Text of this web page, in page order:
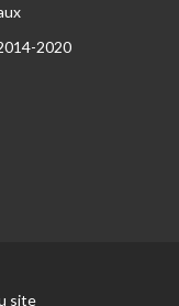
2020
site